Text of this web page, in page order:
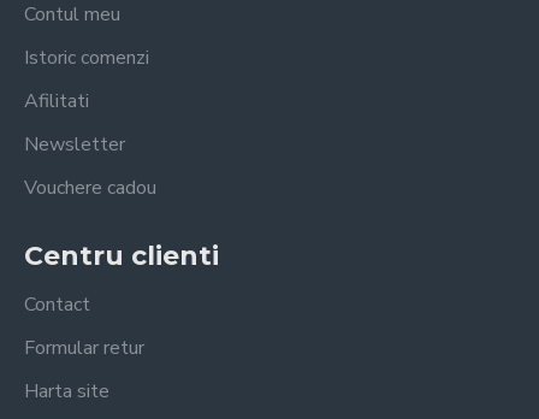
Contul meu
Istoric comenzi
Afilitati
Newsletter
Vouchere cadou
Centru clienti
Contact
Formular retur
Harta site